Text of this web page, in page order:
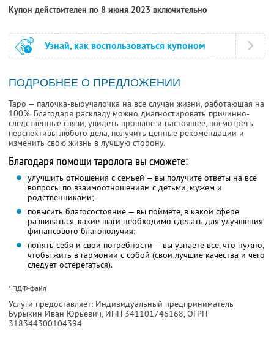
Купон действителен по 8 июня 2023 включительно
Узнай, как воспользоваться купоном
ПОДРОБНЕЕ О ПРЕДЛОЖЕНИИ
Таро — палочка-выручалочка на все случаи жизни, работающая на
100%. Благодаря раскладу можно диагностировать причинно-
следственные связи, увидеть прошлое и настоящее, посмотреть
перспективы любого дела, получить ценные рекомендации и
изменить свою жизнь в лучшую сторону.
Благодаря помощи таролога вы сможете:
улучшить отношения с семьей — вы получите ответы на все
вопросы по взаимоотношениям с детьми, мужем и
родственниками;
повысить благосостояние — вы поймете, в какой сфере
развиваться, какие шаги необходимо сделать для улучшения
финансового благополучия;
понять себя и свои потребности — вы узнаете все, что нужно,
чтобы жить в гармонии с собой (свои лучшие качества и чего
следует остерегаться).
* ПДФ-файл
Услуги предоставляет: Индивидуальный предприниматель
Бурыкин Иван Юрьевич, ИНН 341101746168, ОГРН
318344300104394